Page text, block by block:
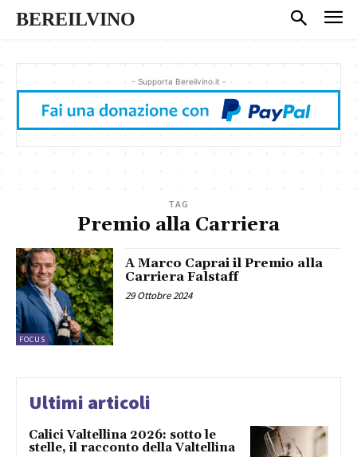
BEREILVINO
- Supporta Bereilvino.it -
TAG
Premio alla Carriera
FOCUS
A Marco Caprai il Premio alla
Carriera Falstaff
29 Ottobre 2024
Ultimi articoli
Calici Valtellina 2026: sotto le
stelle, il racconto della Valtellina